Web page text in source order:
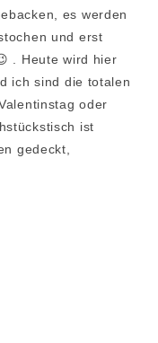
es werden
und erst
. Heute wird hier
ich sind die totalen
oder
ist
gedeckt,